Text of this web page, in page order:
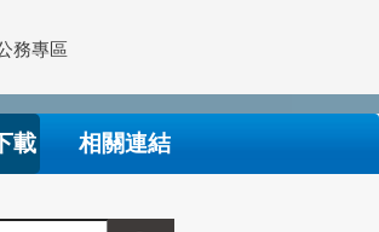
務專區
載 相關連結